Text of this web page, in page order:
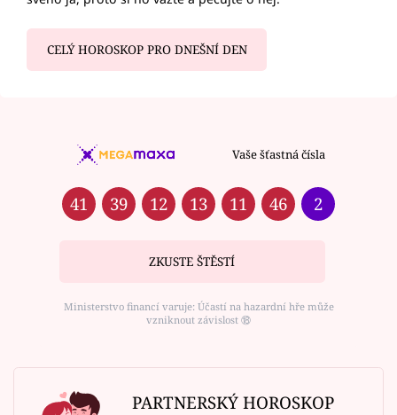
CELÝ HOROSKOP PRO DNEŠNÍ DEN
Vaše šťastná čísla
41 39 12 13 11 46 2
ZKUSTE ŠTĚSTÍ
Ministerstvo financí varuje: Účastí na hazardní hře může
vzniknout závislost ⑱
PARTNERSKÝ HOROSKOP